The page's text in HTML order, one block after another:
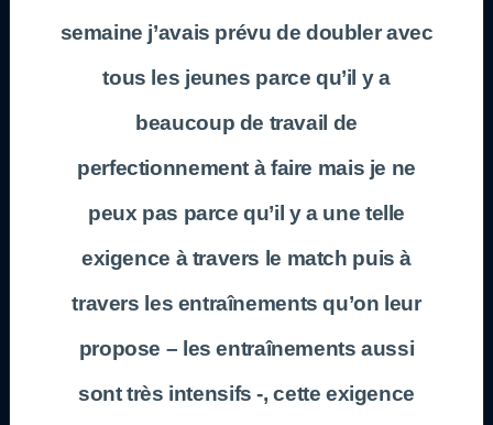
semaine j’avais prévu de doubler avec
tous les jeunes parce qu’il y a
beaucoup de travail de
perfectionnement à faire mais je ne
peux pas parce qu’il y a une telle
exigence à travers le match puis à
travers les entraînements qu’on leur
propose – les entraînements aussi
sont très intensifs -, cette exigence